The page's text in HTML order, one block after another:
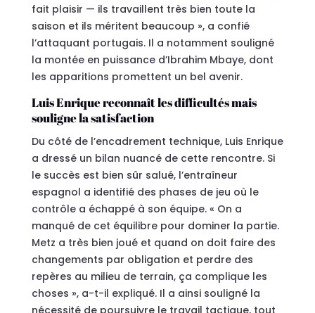
fait plaisir — ils travaillent très bien toute la
saison et ils méritent beaucoup », a confié
l’attaquant portugais. Il a notamment souligné
la montée en puissance d’Ibrahim Mbaye, dont
les apparitions promettent un bel avenir.
Luis Enrique reconnaît les difficultés mais
souligne la satisfaction
Du côté de l’encadrement technique, Luis Enrique
a dressé un bilan nuancé de cette rencontre. Si
le succès est bien sûr salué, l’entraîneur
espagnol a identifié des phases de jeu où le
contrôle a échappé à son équipe. « On a
manqué de cet équilibre pour dominer la partie.
Metz a très bien joué et quand on doit faire des
changements par obligation et perdre des
repères au milieu de terrain, ça complique les
choses », a-t-il expliqué. Il a ainsi souligné la
nécessité de poursuivre le travail tactique, tout